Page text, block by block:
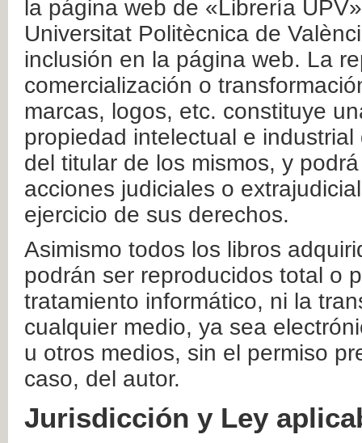
la página web de «Librería
Universitat Politècnica de
inclusión en la página web. La
comercialización o
marcas, logos, etc. constituye
propiedad intelectual e
del titular de los mismos, y
acciones judiciales o
ejercicio de sus derechos.
Asimismo todos los libros
podrán ser reproducidos total o
tratamiento informático, ni la
cualquier medio, ya sea
u otros medios, sin el permiso
caso, del autor.
Jurisdicción y Ley